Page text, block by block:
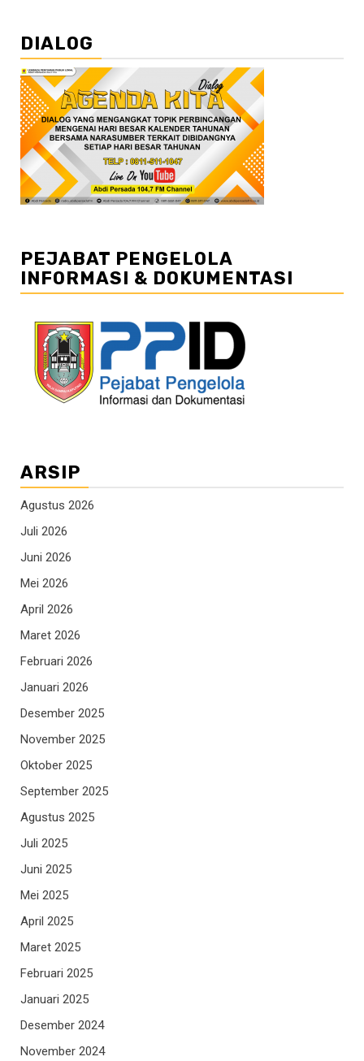
DIALOG
PEJABAT PENGELOLA
INFORMASI & DOKUMENTASI
ARSIP
Agustus 2026
Juli 2026
Juni 2026
Mei 2026
April 2026
Maret 2026
Februari 2026
Januari 2026
Desember 2025
November 2025
Oktober 2025
September 2025
Agustus 2025
Juli 2025
Juni 2025
Mei 2025
April 2025
Maret 2025
Februari 2025
Januari 2025
Desember 2024
November 2024